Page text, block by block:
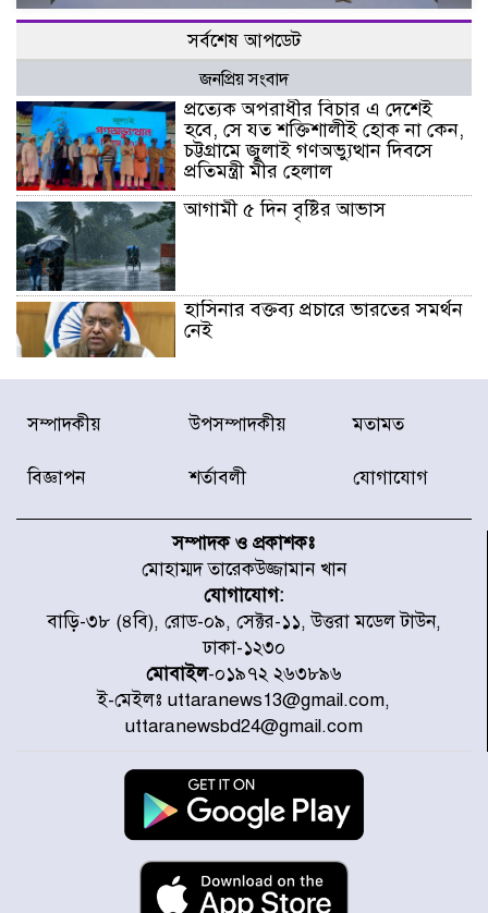
সর্বশেষ আপডেট
জনপ্রিয় সংবাদ
প্রত্যেক অপরাধীর বিচার এ দেশেই
হবে, সে যত শক্তিশালীই হোক না কেন,
চট্টগ্রামে জুলাই গণঅভ্যুত্থান দিবসে
প্রতিমন্ত্রী মীর হেলাল
আগামী ৫ দিন বৃষ্টির আভাস
হাসিনার বক্তব্য প্রচারে ভারতের সমর্থন
নেই
জুলাই গণঅভ্যুত্থানে আহত যোদ্ধা
মিতুর খোঁজ নিলেন প্রধানমন্ত্রী
শহীদের তালিকা প্রকাশ করল JRA
জুলাই গণঅভ্যুত্থানে উত্তরায় সর্বকনিষ্ঠ
শহীদ জাবির ইব্রাহীম: এক শিশুর রক্তে
লেখা ইতিহাস
রাজধানীতে আজ বৃষ্টির সম্ভাবনা, যা
জানাল আবহাওয়া অধিদপ্তর
জুলাই গণঅভ্যুত্থানের অমর প্রতীক
শহীদ মীর মুগ্ধ
সম্পাদকীয় উপসম্পাদকীয় মতামত
বিজ্ঞাপন শর্তাবলী যোগাযোগ
সম্পাদক ও প্রকাশকঃ
মোহাম্মদ তারেকউজ্জামান খান
যোগাযোগ:
বাড়ি-৩৮ (৪বি), রোড-০৯, সেক্টর-১১, উত্তরা মডেল টাউন,
ঢাকা-১২৩০
মোবাইল-০১৯৭২ ২৬৩৮৯৬
ই-মেইলঃ uttaranews13@gmail.com,
uttaranewsbd24@gmail.com